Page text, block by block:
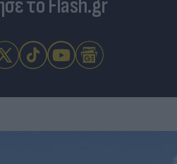
το Flash.gr